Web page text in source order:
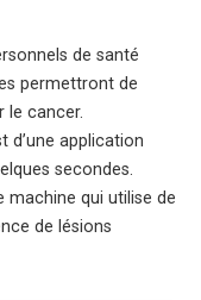
de santé
permettront de
le cancer.
d’une application
secondes.
machine qui utilise de
de lésions